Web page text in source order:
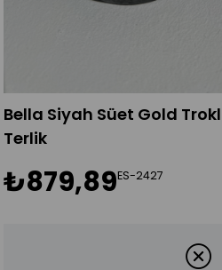
Bella Siyah Süet Gold
Terlik
₺879,89ES-2427